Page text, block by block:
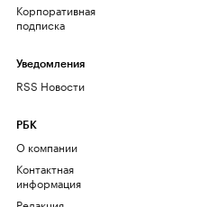
Корпоративная
подписка
Уведомления
RSS Новости
РБК
О компании
Контактная
информация